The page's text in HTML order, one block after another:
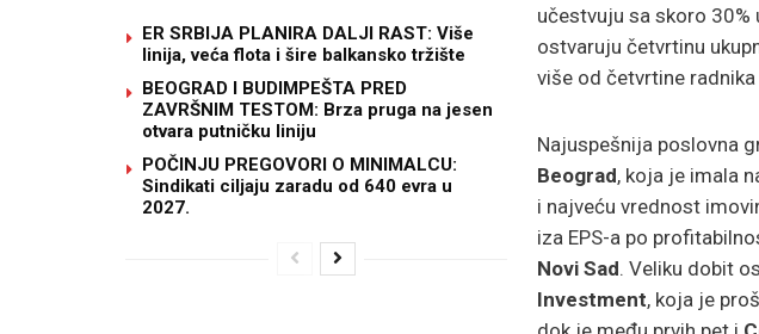
ER SRBIJA PLANIRA DALJI RAST: Više
linija, veća flota i šire balkansko tržište
BEOGRAD I BUDIMPEŠTA PRED
ZAVRŠNIM TESTOM: Brza pruga na jesen
otvara putničku liniju
POČINJU PREGOVORI O MINIMALCU:
Sindikati ciljaju zaradu od 640 evra u
2027.
učestvuju sa skoro 30%
ostvaruju četvrtinu
više od četvrtine radnika
Najuspešnija poslovna
Beograd, koja je imala
i najveću vrednost
iza EPS-a po
Novi Sad. Veliku dobit
Investment, koja je